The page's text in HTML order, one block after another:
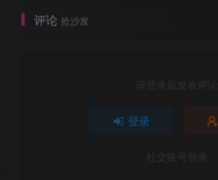
评论 抢沙发
请登录后发表评论
登录
社交账号登录